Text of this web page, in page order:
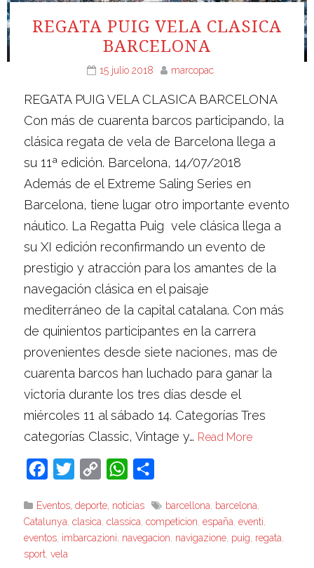
REGATA PUIG VELA CLASICA
BARCELONA
15 julio 2018 marcopac
REGATA PUIG VELA CLASICA BARCELONA
Con más de cuarenta barcos participando, la
clásica regata de vela de Barcelona llega a
su 11ª edición. Barcelona, ​​14/07/2018
Además de el Extreme Saling Series en
Barcelona, tiene lugar otro importante evento
náutico. La Regatta Puig vele clásica llega a
su XI edición reconfirmando un evento de
prestigio y atracción para los amantes de la
navegación clásica en el paisaje
mediterráneo de la capital catalana. Con más
de quinientos participantes en la carrera
provenientes desde siete naciones, mas de
cuarenta barcos han luchado para ganar la
victoria durante los tres días desde el
miércoles 11 al sábado 14. Categorías Tres
categorías Classic, Vintage y… Read More
Facebook
Twitter Copy
WhatsApp
Eventos, deporte, noticias barcellona barcelona
Catalunya ,clasica ,classica ,competicion ,españa ,eventi
eventos imbarcazioni navegacion navigazione puig regata
sport ,vela